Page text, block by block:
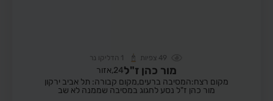
49 צפיות 1 הדליקו נר
מור כהן ז"ל24, אזור
מקום רצח:המסיבה ברעים,מקום קבורה: תל אביב ירקון
מור כהן ז"ל נסע לחגוג במסיבה שממנה לא שב